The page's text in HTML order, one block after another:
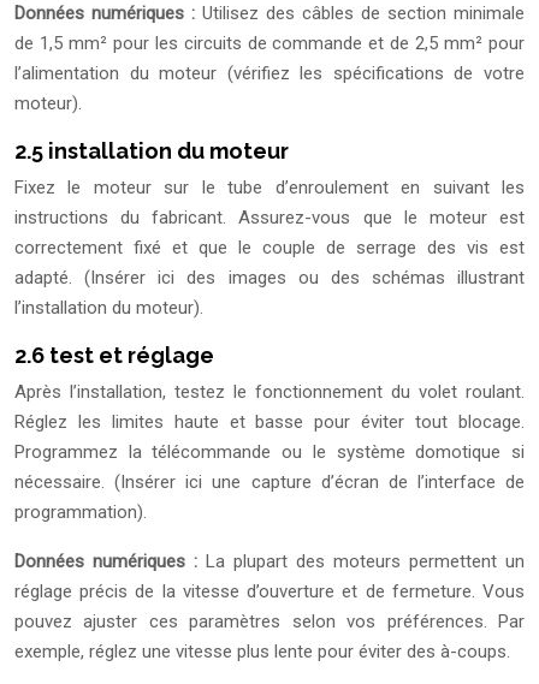
Données numériques : Utilisez des câbles de section minimale
de 1,5 mm² pour les circuits de commande et de 2,5 mm² pour
l’alimentation du moteur (vérifiez les spécifications de votre
moteur).
2.5 installation du moteur
Fixez le moteur sur le tube d’enroulement en suivant les
instructions du fabricant. Assurez-vous que le moteur est
correctement fixé et que le couple de serrage des vis est
adapté. (Insérer ici des images ou des schémas illustrant
l’installation du moteur).
2.6 test et réglage
Après l’installation, testez le fonctionnement du volet roulant.
Réglez les limites haute et basse pour éviter tout blocage.
Programmez la télécommande ou le système domotique si
nécessaire. (Insérer ici une capture d’écran de l’interface de
programmation).
Données numériques : La plupart des moteurs permettent un
réglage précis de la vitesse d’ouverture et de fermeture. Vous
pouvez ajuster ces paramètres selon vos préférences. Par
exemple, réglez une vitesse plus lente pour éviter des à-coups.